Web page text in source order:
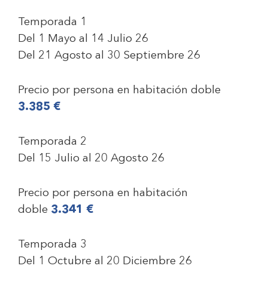
Temporada 1
Del 1 Mayo al 14 Julio 26
Del 21 Agosto al 30 Septiembre 26
Precio por persona en habitación doble
3.385 €
Temporada 2
Del 15 Julio al 20 Agosto 26
Precio por persona en habitación
doble 3.341 €
Temporada 3
Del 1 Octubre al 20 Diciembre 26